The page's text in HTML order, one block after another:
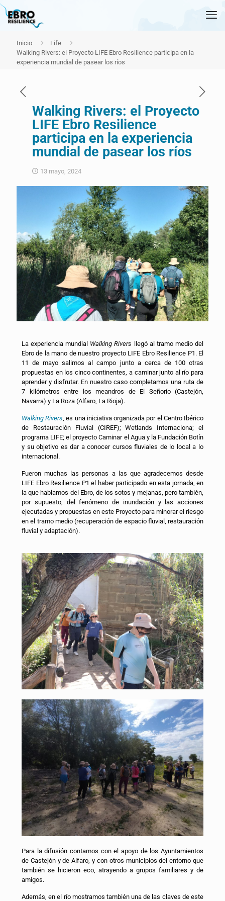
Inicio
Life
Walking Rivers: el Proyecto LIFE Ebro Resilience participa en la
experiencia mundial de pasear los ríos
Walking Rivers: el Proyecto
LIFE Ebro Resilience
participa en la experiencia
mundial de pasear los ríos
13 mayo, 2024
La experiencia mundial Walking Rivers llegó al tramo medio del
Ebro de la mano de nuestro proyecto LIFE Ebro Resilience P1. El
11 de mayo salimos al campo junto a cerca de 100 otras
propuestas en los cinco continentes, a caminar junto al río para
aprender y disfrutar. En nuestro caso completamos una ruta de
7 kilómetros entre los meandros de El Señorío (Castejón,
Navarra) y La Roza (Alfaro, La Rioja).
Walking Rivers , es una iniciativa organizada por el Centro Ibérico
de Restauración Fluvial (CIREF); Wetlands Internaciona; el
programa LIFE; el proyecto Caminar el Agua y la Fundación Botín
y su objetivo es dar a conocer cursos fluviales de lo local a lo
internacional.
Fueron muchas las personas a las que agradecemos desde
LIFE Ebro Resilience P1 el haber participado en esta jornada, en
la que hablamos del Ebro, de los sotos y mejanas, pero también,
por supuesto, del fenómeno de inundación y las acciones
ejecutadas y propuestas en este Proyecto para minorar el riesgo
en el tramo medio (recuperación de espacio fluvial, restauración
fluvial y adaptación).
Para la difusión contamos con el apoyo de los Ayuntamientos
de Castejón y de Alfaro, y con otros municipios del entorno que
también se hicieron eco, atrayendo a grupos familiares y de
amigos.
Además, en el río mostramos también una de las claves de este